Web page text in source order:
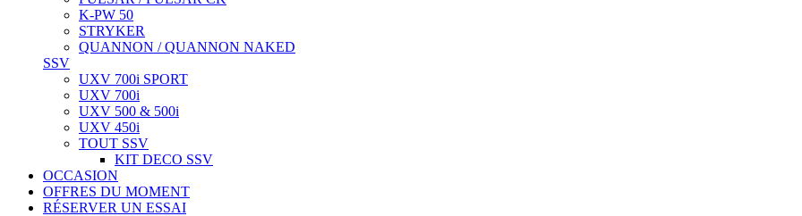
K-PW 50
STRYKER
QUANNON / QUANNON NAKED
SSV
UXV 700i SPORT
UXV 700i
UXV 500 & 500i
UXV 450i
TOUT SSV
KIT DECO SSV
OCCASION
OFFRES DU MOMENT
RÉSERVER UN ESSAI